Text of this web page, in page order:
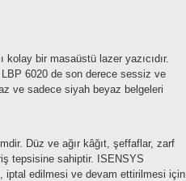
bir masaüstü lazer yazıcıdır.
6020 de son derece sessiz ve
ve sadece siyah beyaz belgeleri
Düz ve ağır kâğıt, şeffaflar, zarf
tepsisine sahiptir. ISENSYS
iptal edilmesi ve devam ettirilmesi için